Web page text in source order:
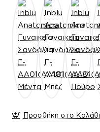
Προσθήκη στο Καλάθι